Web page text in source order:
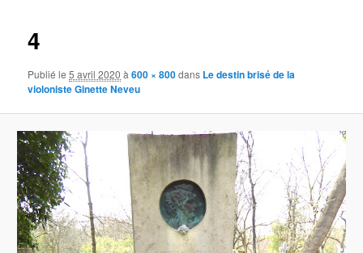
4
Publié le5 avril 2020 à600 × 800dans Le destin brisé de la
violoniste Ginette Neveu